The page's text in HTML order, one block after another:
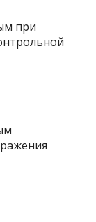
при